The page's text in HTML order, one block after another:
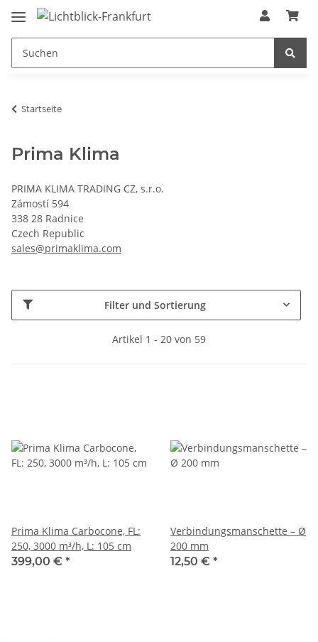
Startseite
Prima Klima
PRIMA KLIMA TRADING CZ, s.r.o.
Zámostí 594
338 28 Radnice
Czech Republic
sales@primaklima.com
Filter und Sortierung
Artikel 1 - 20 von 59
Prima Klima Carbocone, FL:
250, 3000 m³/h, L: 105 cm
399,00 € *
Verbindungsmanschette – Ø
200 mm
12,50 € *